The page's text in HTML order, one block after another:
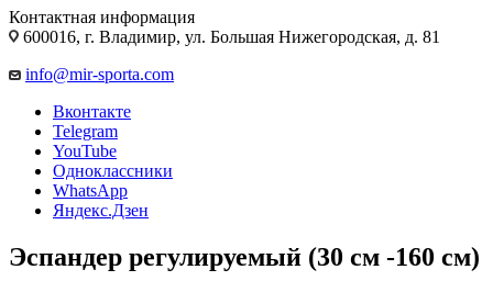
Контактная информация
600016, г. Владимир, ул. Большая Нижегородская, д. 81
info@mir-sporta.com
Вконтакте
Telegram
YouTube
Одноклассники
WhatsApp
Яндекс.Дзен
Эспандер регулируемый (30 см -160 см)